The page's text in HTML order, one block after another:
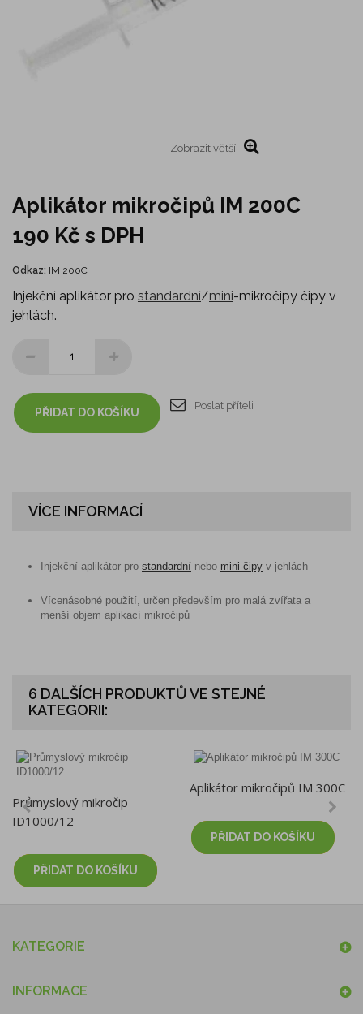
Zobrazit větší
Aplikátor mikročipů IM 200C
190 Kč s DPH
Odkaz: IM 200C
Injekční aplikátor pro standardní/mini-mikročipy čipy v
jehlách.
PŘIDAT DO KOŠÍKU
Poslat příteli
VÍCE INFORMACÍ
Injekční aplikátor pro standardní nebo mini-čipy v jehlách
Vícenásobné použití, určen především pro malá zvířata a
menší objem aplikací mikročipů
6 DALŠÍCH PRODUKTŮ VE STEJNÉ
KATEGORII:
Průmyslový mikročip
ID1000/12
PŘIDAT DO KOŠÍKU
Aplikátor mikročipů IM 300C
PŘIDAT DO KOŠÍKU
KATEGORIE
INFORMACE